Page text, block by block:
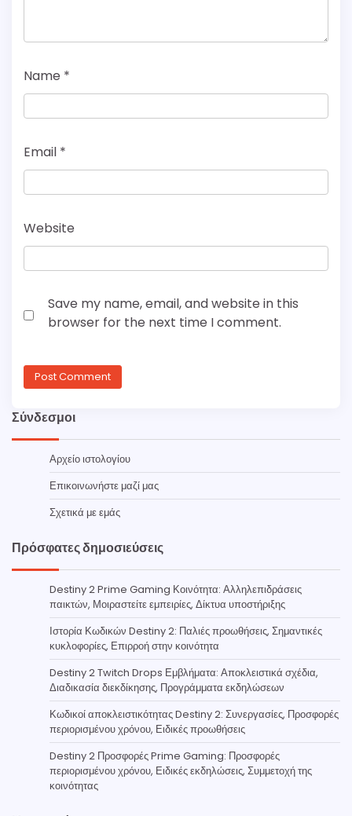
Name *
Email *
Website
Save my name, email, and website in this
browser for the next time I comment.
Σύνδεσμοι
Αρχείο ιστολογίου
Επικοινωνήστε μαζί μας
Σχετικά με εμάς
Πρόσφατες δημοσιεύσεις
Destiny 2 Prime Gaming Κοινότητα: Αλληλεπιδράσεις
παικτών, Μοιραστείτε εμπειρίες, Δίκτυα υποστήριξης
Ιστορία Κωδικών Destiny 2: Παλιές προωθήσεις, Σημαντικές
κυκλοφορίες, Επιρροή στην κοινότητα
Destiny 2 Twitch Drops Εμβλήματα: Αποκλειστικά σχέδια,
Διαδικασία διεκδίκησης, Προγράμματα εκδηλώσεων
Κωδικοί αποκλειστικότητας Destiny 2: Συνεργασίες, Προσφορές
περιορισμένου χρόνου, Ειδικές προωθήσεις
Destiny 2 Προσφορές Prime Gaming: Προσφορές
περιορισμένου χρόνου, Ειδικές εκδηλώσεις, Συμμετοχή της
κοινότητας